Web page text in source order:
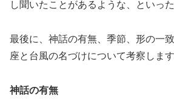
し聞いたことがあるような、といっ
最後に、神話の有無、季節、形の一
座と台風の名づけについて考察します
神話の有無